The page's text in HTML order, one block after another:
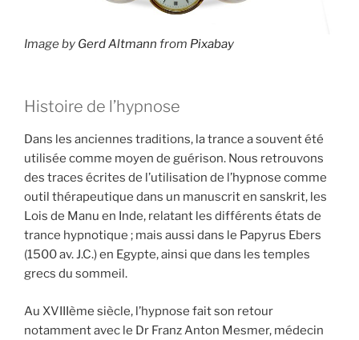
Image by Gerd Altmann from Pixabay
Histoire de l’hypnose
Dans les anciennes traditions, la trance a souvent été
utilisée comme moyen de guérison. Nous retrouvons
des traces écrites de l’utilisation de l’hypnose comme
outil thérapeutique dans un manuscrit en sanskrit, les
Lois de Manu en Inde, relatant les différents états de
trance hypnotique ; mais aussi dans le Papyrus Ebers
(1500 av. J.C.) en Egypte, ainsi que dans les temples
grecs du sommeil.
Au XVIIIème siècle, l’hypnose fait son retour
notamment avec le Dr Franz Anton Mesmer, médecin